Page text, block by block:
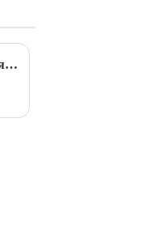
Новая инвестиционная возможность - полностью автоматическая машина для производства сладкой ваты